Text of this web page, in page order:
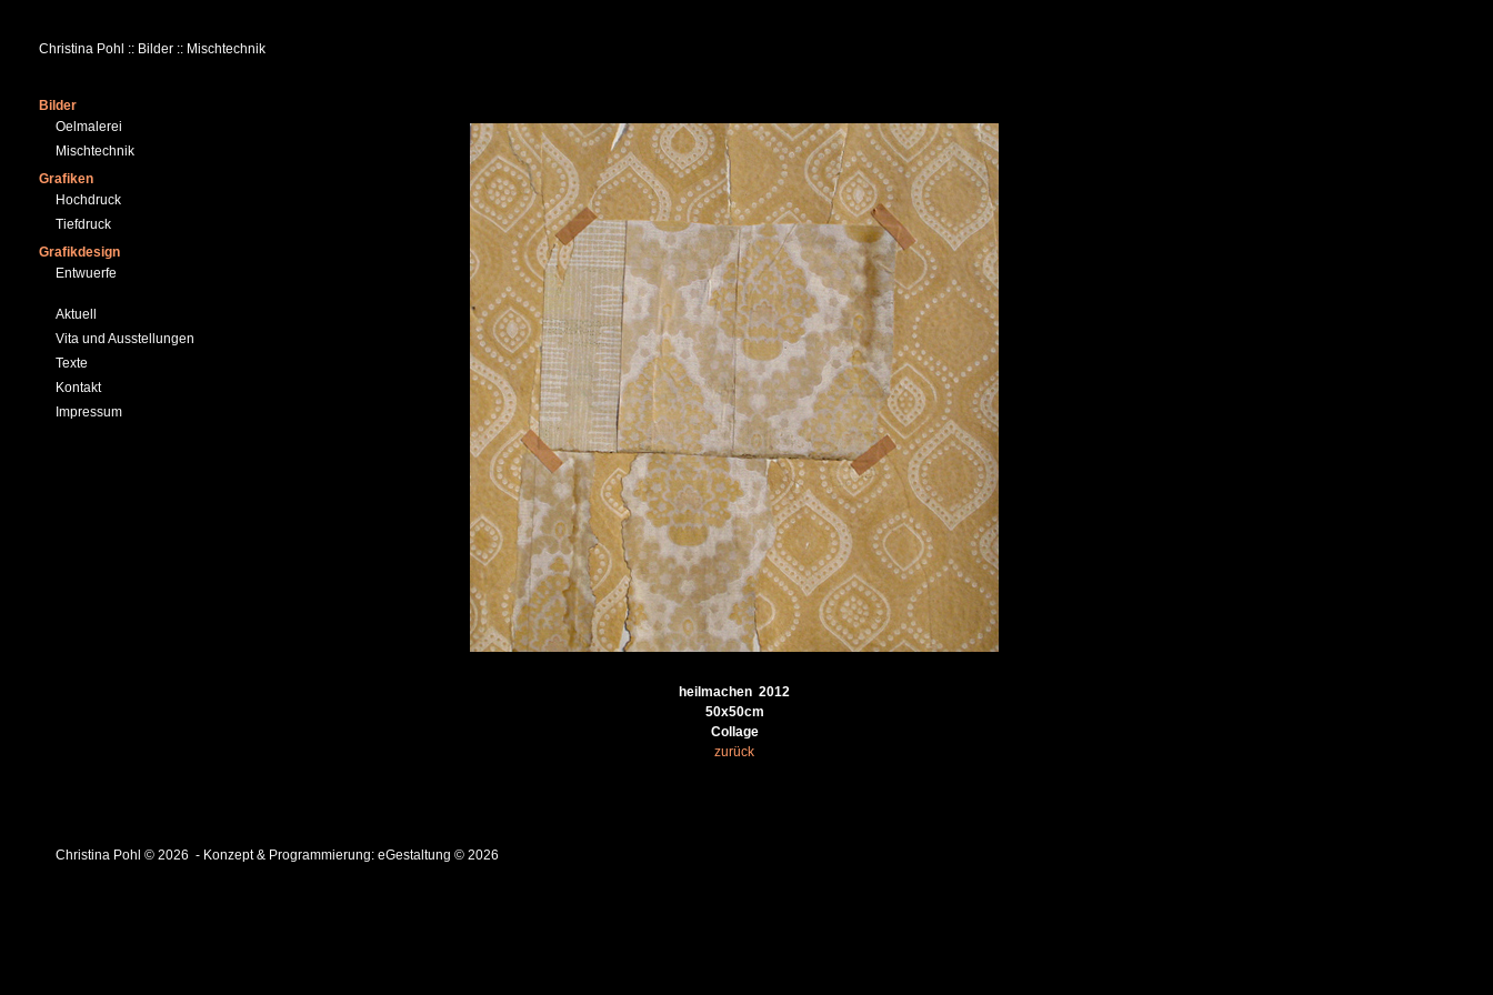
Christina Pohl :: Bilder :: Mischtechnik
Bilder
Oelmalerei
Mischtechnik
Grafiken
Hochdruck
Tiefdruck
Grafikdesign
Entwuerfe
Aktuell
Vita und Ausstellungen
Texte
Kontakt
Impressum
heilmachen 2012
50x50cm
Collage
zurück
Christina Pohl © 2026 - Konzept & Programmierung:eGestaltung © 2026